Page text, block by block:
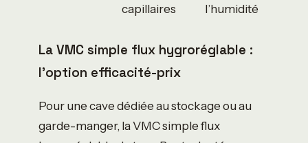
capillaires
l’humidité
La VMC simple flux hygroréglable :
l’option efficacité-prix
Pour une cave dédiée au stockage ou au
garde-manger, la VMC simple flux